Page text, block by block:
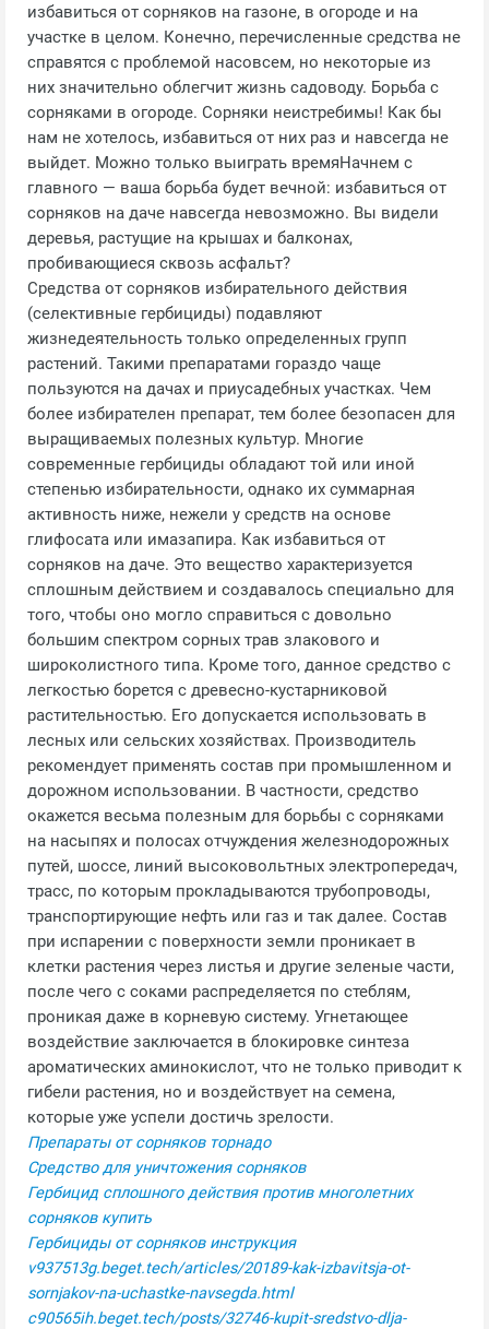
избавиться от сорняков на газоне, в огороде и на
участке в целом. Конечно, перечисленные средства не
справятся с проблемой насовсем, но некоторые из
них значительно облегчит жизнь садоводу. Борьба с
сорняками в огороде. Сорняки неистребимы! Как бы
нам не хотелось, избавиться от них раз и навсегда не
выйдет. Можно только выиграть времяНачнем с
главного — ваша борьба будет вечной: избавиться от
сорняков на даче навсегда невозможно. Вы видели
деревья, растущие на крышах и балконах,
пробивающиеся сквозь асфальт?
Средства от сорняков избирательного действия
(селективные гербициды) подавляют
жизнедеятельность только определенных групп
растений. Такими препаратами гораздо чаще
пользуются на дачах и приусадебных участках. Чем
более избирателен препарат, тем более безопасен для
выращиваемых полезных культур. Многие
современные гербициды обладают той или иной
степенью избирательности, однако их суммарная
активность ниже, нежели у средств на основе
глифосата или имазапира. Как избавиться от
сорняков на даче. Это вещество характеризуется
сплошным действием и создавалось специально для
того, чтобы оно могло справиться с довольно
большим спектром сорных трав злакового и
широколистного типа. Кроме того, данное средство с
легкостью борется с древесно-кустарниковой
растительностью. Его допускается использовать в
лесных или сельских хозяйствах. Производитель
рекомендует применять состав при промышленном и
дорожном использовании. В частности, средство
окажется весьма полезным для борьбы с сорняками
на насыпях и полосах отчуждения железнодорожных
путей, шоссе, линий высоковольтных электропередач,
трасс, по которым прокладываются трубопроводы,
транспортирующие нефть или газ и так далее. Состав
при испарении с поверхности земли проникает в
клетки растения через листья и другие зеленые части,
после чего с соками распределяется по стеблям,
проникая даже в корневую систему. Угнетающее
воздействие заключается в блокировке синтеза
ароматических аминокислот, что не только приводит к
гибели растения, но и воздействует на семена,
которые уже успели достичь зрелости.
Препараты от сорняков торнадо
Средство для уничтожения сорняков
Гербицид сплошного действия против многолетних
сорняков купить
Гербициды от сорняков инструкция
v937513g.beget.tech/articles/20189-kak-izbavitsja-ot-
sornjakov-na-uchastke-navsegda.html
c90565ih.beget.tech/posts/32746-kupit-sredstvo-dlja-